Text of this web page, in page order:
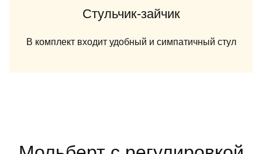
Стульчик-зайчик
В комплект входит удобный и симпатичный стул